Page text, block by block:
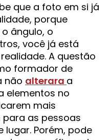
que a foto em si já
porque
ângulo, o
você já está
A questão
formador de
não alterara a
elementos no
mais
as pessoas
lugar. Porém, pode